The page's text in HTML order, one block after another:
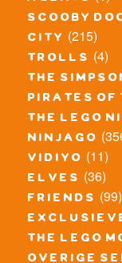
scooby
city (215)
trolls (4)
the
pirates of
the lego
ninjago
vidiyo (11)
elves (36)
friends (99)
the lego